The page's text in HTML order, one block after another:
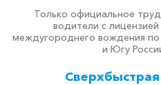
Только официальное
водители с
междугороднего вождения
и Югу